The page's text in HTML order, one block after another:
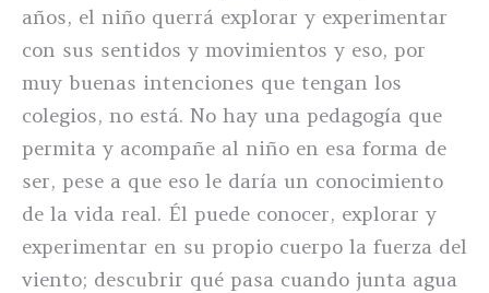
años, el niño querrá explorar y experimentar
con sus sentidos y movimientos y eso, por
muy buenas intenciones que tengan los
colegios, no está. No hay una pedagogía que
permita y acompañe al niño en esa forma de
ser, pese a que eso le daría un conocimiento
de la vida real. Él puede conocer, explorar y
experimentar en su propio cuerpo la fuerza del
viento; descubrir qué pasa cuando junta agua